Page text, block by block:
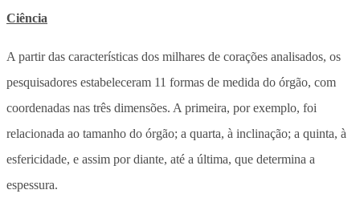
Ciência
A partir das características dos milhares de corações analisados, os
pesquisadores estabeleceram 11 formas de medida do órgão, com
coordenadas nas três dimensões. A primeira, por exemplo, foi
relacionada ao tamanho do órgão; a quarta, à inclinação; a quinta, à
esfericidade, e assim por diante, até a última, que determina a
espessura.